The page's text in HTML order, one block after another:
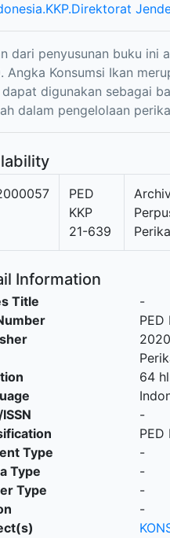
dari penyusunan buku ini
Angka Konsumsi Ikan
digunakan sebagai
dalam pengelolaan
PED
KKP
21-639
Information
Title
-
PED
2020
64
-
PED
Type
-
Type
-
Type
-
-